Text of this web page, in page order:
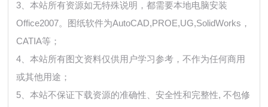
3、本站所有资源如无特殊说明，都需要本地电脑安装
Office2007。图纸软件为AutoCAD,PROE,UG,SolidWorks，
CATIA等；
4、本站所有图文资料仅供用户学习参考，不作为任何商用
或其他用途；
5、本站不保证下载资源的准确性、安全性和完整性, 不包修